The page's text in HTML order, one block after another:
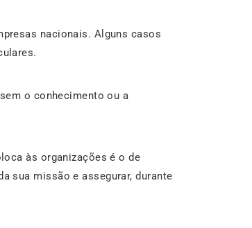
nacionais. Alguns casos
o conhecimento ou a
às organizações é o de
sua missão e assegurar, durante